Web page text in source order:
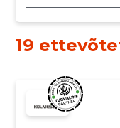
19